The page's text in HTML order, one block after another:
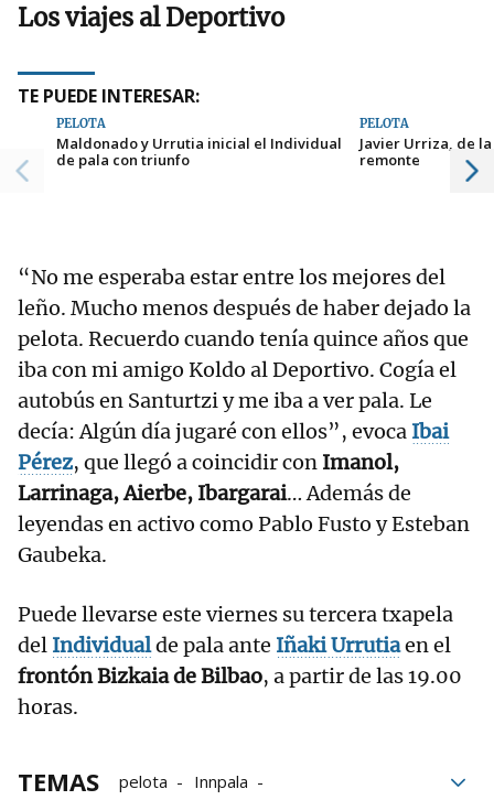
Los viajes al Deportivo
TE PUEDE INTERESAR:
PELOTA
Maldonado y Urrutia inicial el Individual
de pala con triunfo
PELOTA
Javier Urriza, de
remonte
“No me esperaba estar entre los mejores del
leño. Mucho menos después de haber dejado la
pelota. Recuerdo cuando tenía quince años que
iba con mi amigo Koldo al Deportivo. Cogía el
autobús en Santurtzi y me iba a ver pala. Le
decía: Algún día jugaré con ellos”, evoca Ibai
Pérez, que llegó a coincidir con Imanol,
Larrinaga, Aierbe, Ibargarai… Además de
leyendas en activo como Pablo Fusto y Esteban
Gaubeka.
Puede llevarse este viernes su tercera txapela
del Individualde pala ante Iñaki Urrutiaen el
frontón Bizkaia de Bilbao, a partir de las 19.00
horas.
TEMAS pelota
Innpala